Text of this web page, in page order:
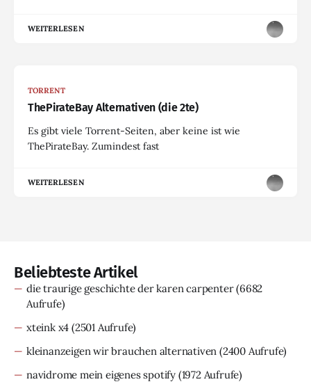
WEITERLESEN
TORRENT
ThePirateBay Alternativen (die 2te)
Es gibt viele Torrent-Seiten, aber keine ist wie
ThePirateBay. Zumindest fast
WEITERLESEN
Beliebteste Artikel
die traurige geschichte der karen carpenter(6682
Aufrufe)
xteink x4 (2501 Aufrufe)
kleinanzeigen wir brauchen alternativen (2400 Aufrufe)
navidrome mein eigenes spotify (1972 Aufrufe)